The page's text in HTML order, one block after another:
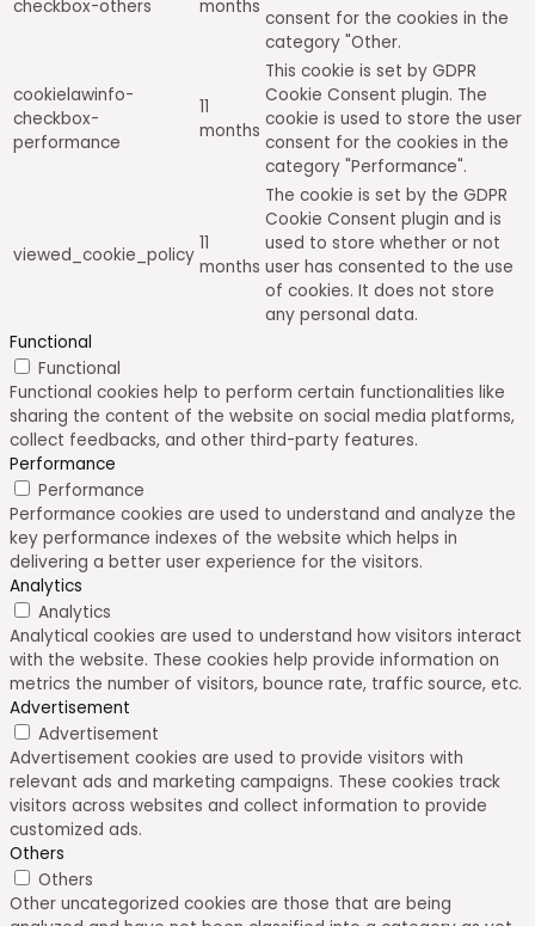
checkbox-others
months
consent for the cookies in the
category "Other.
cookielawinfo-
checkbox-
performance
11
months
This cookie is set by GDPR
Cookie Consent plugin. The
cookie is used to store the user
consent for the cookies in the
category "Performance".
viewed_cookie_policy
11
months
The cookie is set by the GDPR
Cookie Consent plugin and is
used to store whether or not
user has consented to the use
of cookies. It does not store
any personal data.
Functional
Functional
Functional cookies help to perform certain functionalities like
sharing the content of the website on social media platforms,
collect feedbacks, and other third-party features.
Performance
Performance
Performance cookies are used to understand and analyze the
key performance indexes of the website which helps in
delivering a better user experience for the visitors.
Analytics
Analytics
Analytical cookies are used to understand how visitors interact
with the website. These cookies help provide information on
metrics the number of visitors, bounce rate, traffic source, etc.
Advertisement
Advertisement
Advertisement cookies are used to provide visitors with
relevant ads and marketing campaigns. These cookies track
visitors across websites and collect information to provide
customized ads.
Others
Others
Other uncategorized cookies are those that are being